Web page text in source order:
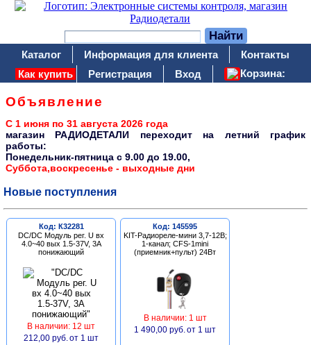
Каталог Информация для клиента
Контакты
Как купить
Регистрация Вход Корзина:
Объявление
С 1 июня по 31 августа 2026 года
магазин РАДИОДЕТАЛИ переходит на летний график
работы:
Понедельник-пятница c 9.00 до 19.00,
Суббота,воскресенье - выходные дни
Новые поступления
Код: К32281
DC/DC Модуль рег. U вх
4.0~40 вых 1.5-37V, 3A
понижающий
В наличии: 12 шт
212,00 руб. от 1 шт
Код: 145595
KIT-Радиореле-мини 3,7-12В;
1-канал; CFS-1mini
(приемник+пульт) 24Вт
В наличии: 1 шт
1 490,00 руб. от 1 шт